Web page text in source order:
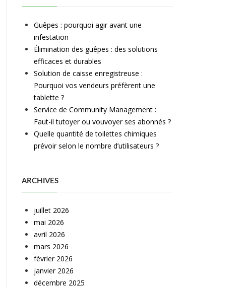
Guêpes : pourquoi agir avant une
infestation
Élimination des guêpes : des solutions
efficaces et durables
Solution de caisse enregistreuse :
Pourquoi vos vendeurs préfèrent une
tablette ?
Service de Community Management :
Faut-il tutoyer ou vouvoyer ses abonnés ?
Quelle quantité de toilettes chimiques
prévoir selon le nombre d’utilisateurs ?
ARCHIVES
juillet 2026
mai 2026
avril 2026
mars 2026
février 2026
janvier 2026
décembre 2025